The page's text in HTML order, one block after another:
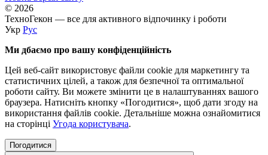
© 2026
ТехноГекон — все для активного відпочинку і роботи
Укр Рус
Ми дбаємо про вашу конфіденційність
Цей веб-сайт використовує файли cookie для маркетингу та
статистичних цілей, а також для безпечної та оптимальної
роботи сайту. Ви можете змінити це в налаштуваннях вашого
браузера. Натисніть кнопку «Погодитися», щоб дати згоду на
використання файлів cookie. Детальніше можна ознайомитися
на сторінці Угода користувача.
Погодитися